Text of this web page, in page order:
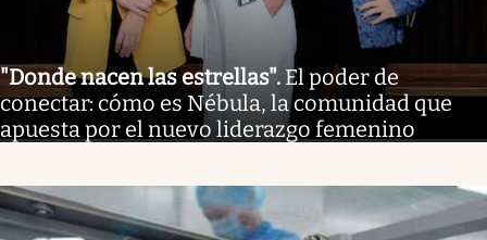
"Donde nacen las estrellas". El poder de
conectar: cómo es Nébula, la comunidad que
apuesta por el nuevo liderazgo femenino